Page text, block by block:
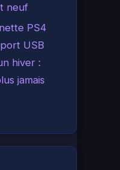
neuf
PS4
USB
hiver :
jamais